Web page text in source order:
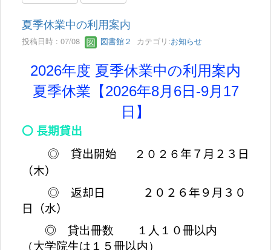
夏季休業中の利用案内
投稿日時 : 07/08 図書館２ カテゴリ:お知らせ
2026年度 夏季休業中の利用案内
夏季休業【2026年8月6日-9月17
日】
〇 長期貸出
◎ 貸出開始
２０２６年７月２３日
（木）
◎ 返却日
２０ ２６年９月３０
日（水）
◎ 貸出冊数 １人１０冊以内
（大学院生は１５冊以内）